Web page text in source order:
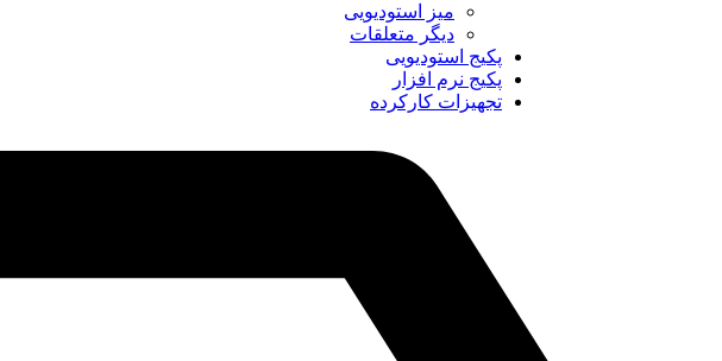
میز استودیویی
دیگر متعلقات
پکیج استودیویی
پکیج نرم افزار
تجهیزات کارکرده